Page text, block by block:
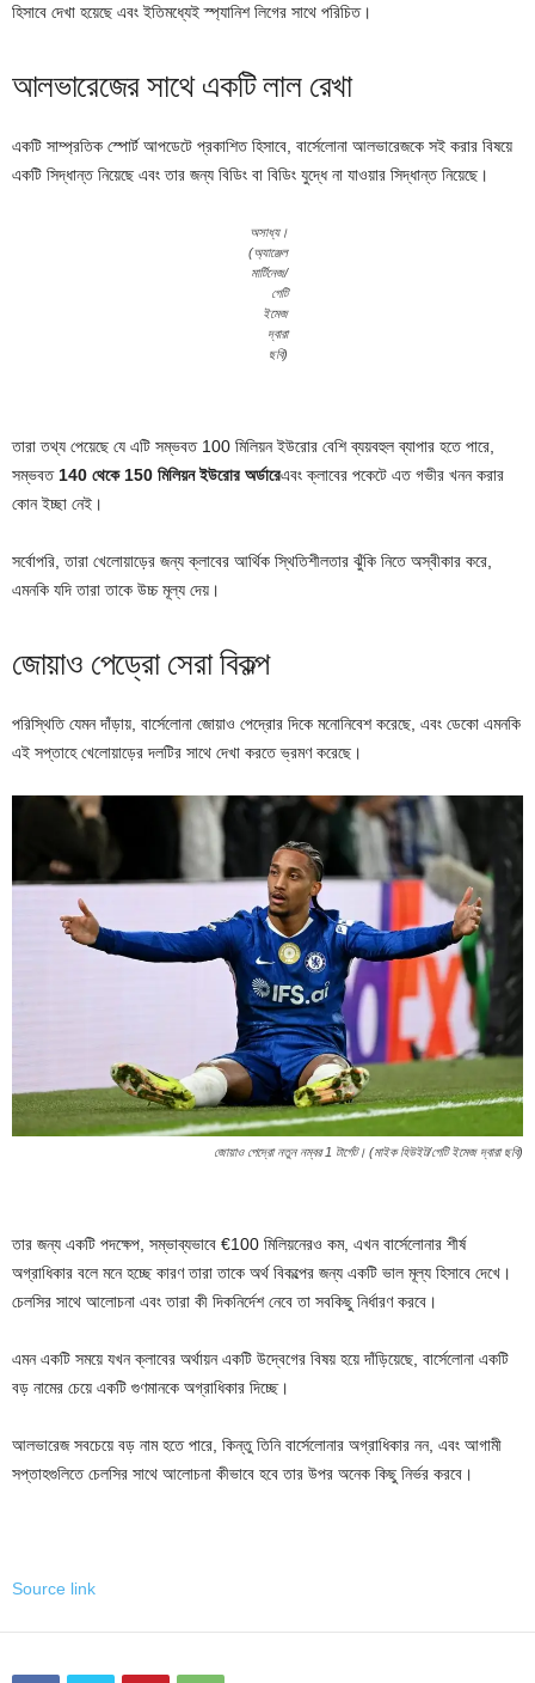
হিসাবে দেখা হয়েছে এবং ইতিমধ্যেই স্প্যানিশ লিগের সাথে পরিচিত।
আলভারেজের সাথে একটি লাল রেখা
একটি সাম্প্রতিক স্পোর্ট আপডেটে প্রকাশিত হিসাবে, বার্সেলোনা আলভারেজকে সই করার বিষয়ে
একটি সিদ্ধান্ত নিয়েছে এবং তার জন্য বিডিং বা বিডিং যুদ্ধে না যাওয়ার সিদ্ধান্ত নিয়েছে।
অসাধ্য।
(অ্যাঞ্জেল
মার্টিনেজ/
গেটি
ইমেজ
দ্বারা
ছবি)
তারা তথ্য পেয়েছে যে এটি সম্ভবত 100 মিলিয়ন ইউরোর বেশি ব্যয়বহুল ব্যাপার হতে পারে,
সম্ভবত 140 থেকে 150 মিলিয়ন ইউরোর অর্ডারেএবং ক্লাবের পকেটে এত গভীর খনন করার
কোন ইচ্ছা নেই।
সর্বোপরি, তারা খেলোয়াড়ের জন্য ক্লাবের আর্থিক স্থিতিশীলতার ঝুঁকি নিতে অস্বীকার করে,
এমনকি যদি তারা তাকে উচ্চ মূল্য দেয়।
জোয়াও পেড্রো সেরা বিকল্প
পরিস্থিতি যেমন দাঁড়ায়, বার্সেলোনা জোয়াও পেদ্রোর দিকে মনোনিবেশ করেছে, এবং ডেকো এমনকি
এই সপ্তাহে খেলোয়াড়ের দলটির সাথে দেখা করতে ভ্রমণ করেছে।
জোয়াও পেদ্রো নতুন নম্বর 1 টার্গেট। (মাইক হিউইট/গেটি ইমেজ দ্বারা ছবি)
তার জন্য একটি পদক্ষেপ, সম্ভাব্যভাবে €100 মিলিয়নেরও কম, এখন বার্সেলোনার শীর্ষ
অগ্রাধিকার বলে মনে হচ্ছে কারণ তারা তাকে অর্থ বিকল্পের জন্য একটি ভাল মূল্য হিসাবে দেখে।
চেলসির সাথে আলোচনা এবং তারা কী দিকনির্দেশ নেবে তা সবকিছু নির্ধারণ করবে।
এমন একটি সময়ে যখন ক্লাবের অর্থায়ন একটি উদ্বেগের বিষয় হয়ে দাঁড়িয়েছে, বার্সেলোনা একটি
বড় নামের চেয়ে একটি গুণমানকে অগ্রাধিকার দিচ্ছে।
আলভারেজ সবচেয়ে বড় নাম হতে পারে, কিন্তু তিনি বার্সেলোনার অগ্রাধিকার নন, এবং আগামী
সপ্তাহগুলিতে চেলসির সাথে আলোচনা কীভাবে হবে তার উপর অনেক কিছু নির্ভর করবে।
Source link